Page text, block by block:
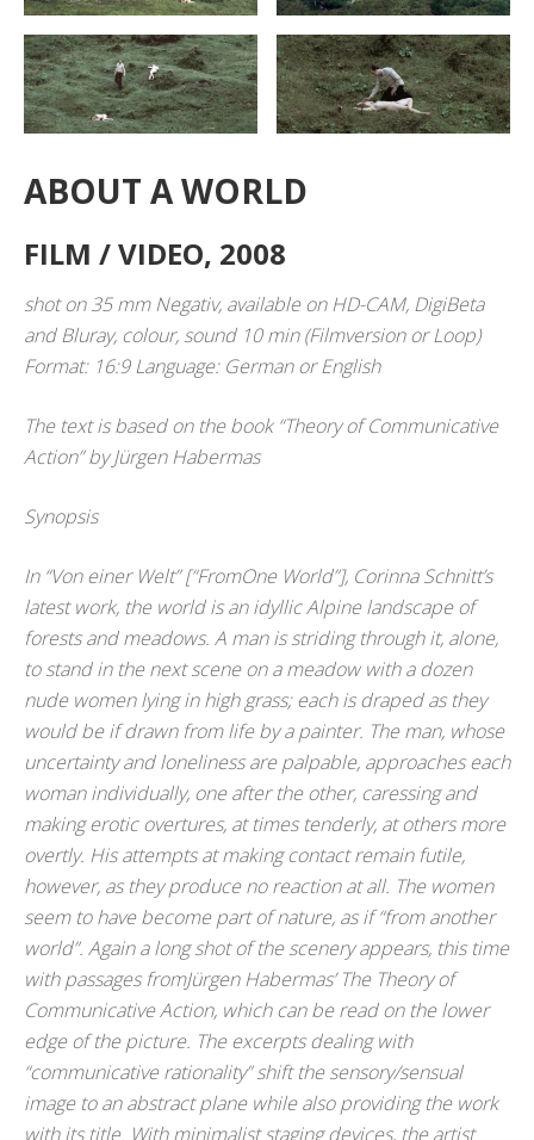
ABOUT A WORLD
FILM / VIDEO, 2008
shot on 35 mm Negativ, available on HD-CAM, DigiBeta
and Bluray, colour, sound 10 min (Filmversion or Loop)
Format: 16:9 Language: German or English
The text is based on the book “Theory of Communicative
Action” by Jürgen Habermas
Synopsis
In “Von einer Welt” [“FromOne World”], Corinna Schnitt’s
latest work, the world is an idyllic Alpine landscape of
forests and meadows. A man is striding through it, alone,
to stand in the next scene on a meadow with a dozen
nude women lying in high grass; each is draped as they
would be if drawn from life by a painter. The man, whose
uncertainty and loneliness are palpable, approaches each
woman individually, one after the other, caressing and
making erotic overtures, at times tenderly, at others more
overtly. His attempts at making contact remain futile,
however, as they produce no reaction at all. The women
seem to have become part of nature, as if “from another
world”. Again a long shot of the scenery appears, this time
with passages fromJürgen Habermas’ The Theory of
Communicative Action, which can be read on the lower
edge of the picture. The excerpts dealing with
“communicative rationality” shift the sensory/sensual
image to an abstract plane while also providing the work
with its title. With minimalist staging devices, the artist